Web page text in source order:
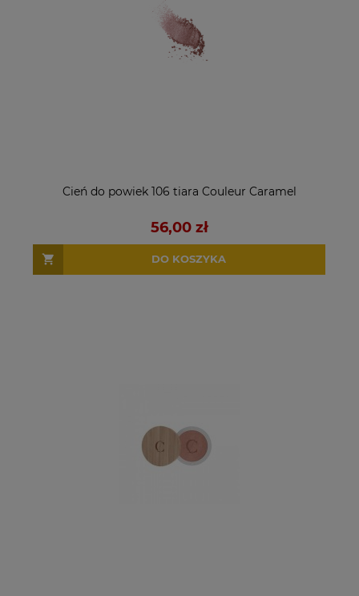
Cień do powiek 106 tiara Couleur Caramel
56,00 zł
DO KOSZYKA